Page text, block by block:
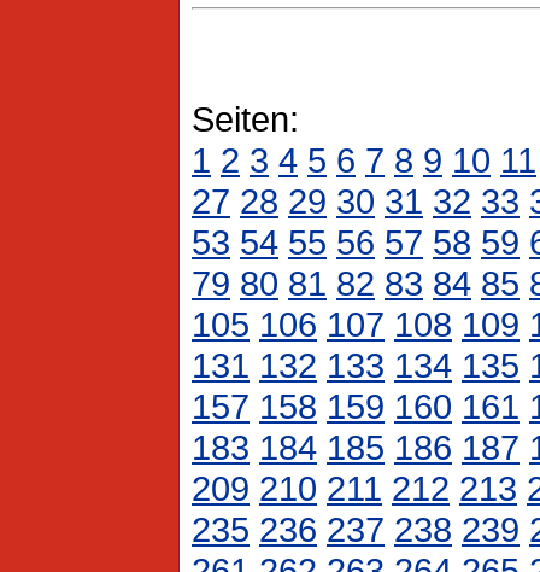
Seiten:
1 2 3 4 5 6 7 8 9 10 11
27 28 29 30 31 32 33
53 54 55 56 57 58 59
79 80 81 82 83 84 85
105 106 107 108 109
131 132 133 134 135
157 158 159 160 161
183 184 185 186 187
209 210 211 212 213
235 236 237 238 239